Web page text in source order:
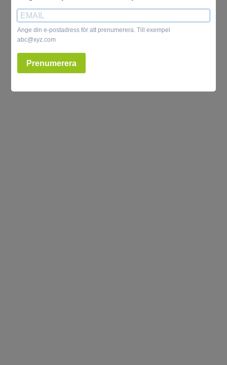
Ange din e-postadress för att prenumerera. Till exempel
abc@xyz.com
Prenumerera